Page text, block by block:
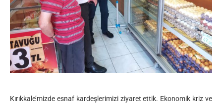
Kırıkkale’mizde esnaf kardeşlerimizi ziyaret ettik. Ekonomik kriz ve